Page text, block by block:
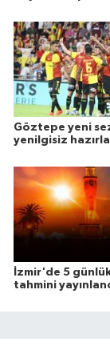
Göztepe yeni
yenilgisiz
İzmir'de 5
tahmini